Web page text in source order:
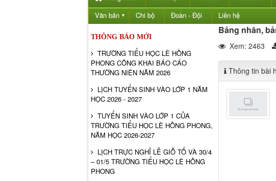
Văn bản ▼ Chi bộ Đoàn - Đội Liên hệ
THÔNG BÁO MỚI
TRƯỜNG TIỂU HỌC LÊ HỒNG
PHONG CÔNG KHAI BÁO CÁO
THƯỜNG NIÊN NĂM 2026
LỊCH TUYỂN SINH VÀO LỚP 1 NĂM
HỌC 2026 - 2027
TUYỂN SINH VÀO LỚP 1 CỦA
TRƯỜNG TIỂU HỌC LÊ HỒNG PHONG,
NĂM HỌC 2026-2027
LỊCH TRỰC NGHỈ LỄ GIỖ TỔ VÀ 30/4
– 01/5 TRƯỜNG TIỂU HỌC LÊ HỒNG
PHONG
Bảng nhân,
Xem: 2463
Thông tin bài